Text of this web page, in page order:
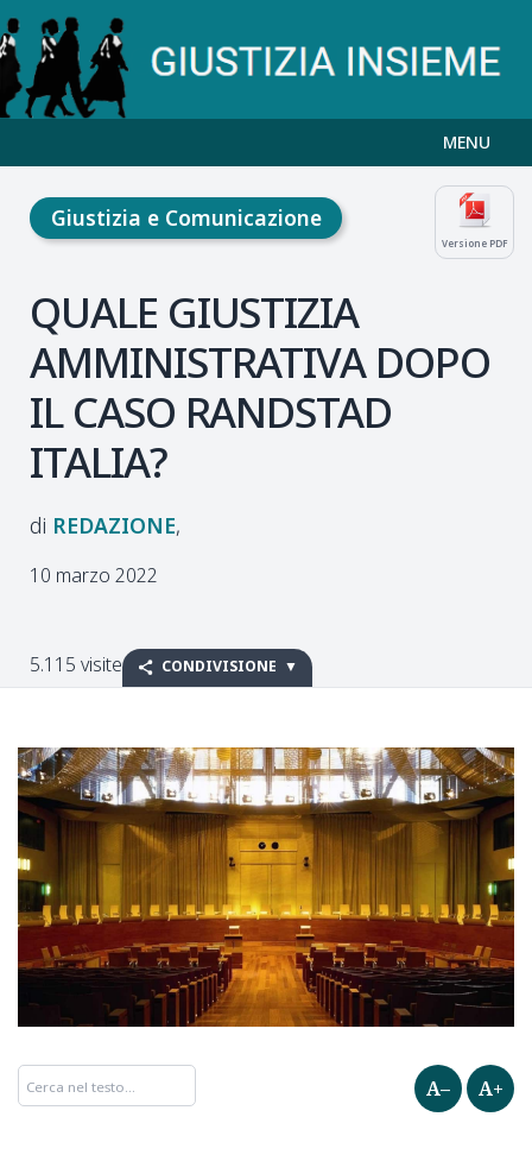
MENU
Versione PDF
Giustizia e Comunicazione
QUALE GIUSTIZIA
AMMINISTRATIVA DOPO
IL CASO RANDSTAD
ITALIA?
REDAZIONE
10 marzo 2022
5.115 visite CONDIVISIONE
A– A+